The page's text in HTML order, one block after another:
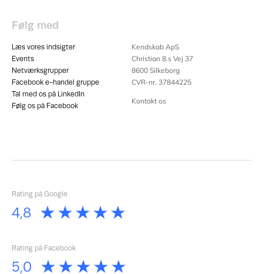
Følg med
Læs vores indsigter
Events
Netværksgrupper
Facebook e-handel gruppe
Tal med os på LinkedIn
Følg os på Facebook
Kendskab ApS
Christian 8.s Vej 37
8600 Silkeborg
CVR-nr. 37844225
Kontakt os
Rating på Google
Rating på Facebook